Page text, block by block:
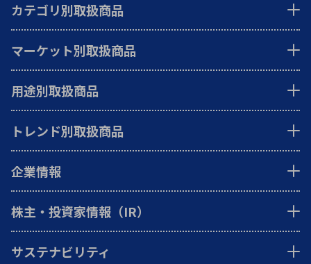
カテゴリ別取扱商品
マーケット別取扱商品
用途別取扱商品
トレンド別取扱商品
企業情報
株主・投資家情報（IR）
サステナビリティ